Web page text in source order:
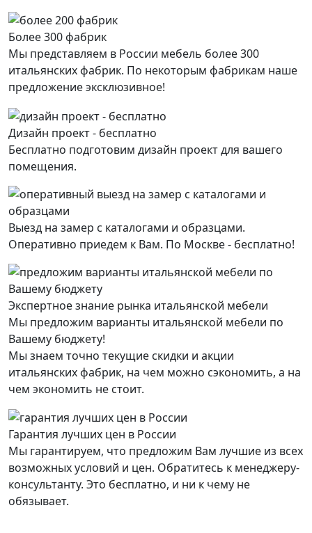
Более 300 фабрик
Мы представляем в России мебель более 300
итальянских фабрик. По некоторым фабрикам наше
предложение эксклюзивное!
Дизайн проект - бесплатно
Бесплатно подготовим дизайн проект для вашего
помещения.
Выезд на замер с каталогами и образцами.
Оперативно приедем к Вам. По Москве - бесплатно!
Экспертное знание рынка итальянской мебели
Мы предложим варианты итальянской мебели по
Вашему бюджету!
Мы знаем точно текущие скидки и акции
итальянских фабрик, на чем можно сэкономить, а на
чем экономить не стоит.
Гарантия лучших цен в России
Мы гарантируем, что предложим Вам лучшие из всех
возможных условий и цен. Обратитесь к менеджеру-
консультанту. Это бесплатно, и ни к чему не
обязывает.